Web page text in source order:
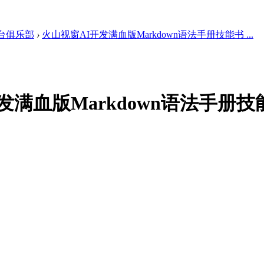
俱乐部 › 火山视窗AI开发满血版Markdown语法手册技能书 ...
满血版Markdown语法手册技